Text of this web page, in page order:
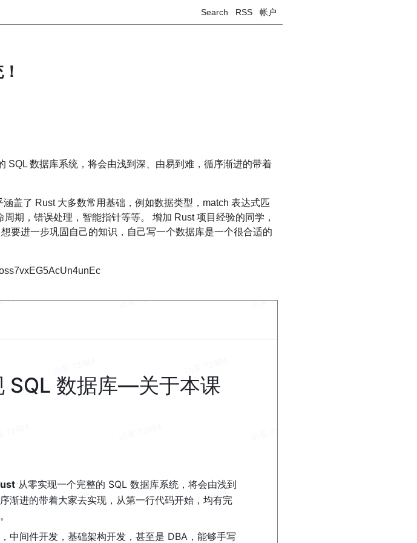
Search RSS 帐户
SQL 数据库系统，将会由浅到深、由易到难，循序渐进的带着
盖了 Rust 大多数常用基础，例如数据类型，match 表达式匹
期，错误处理，智能指针等等。 增加 Rust 项目经验的同学，
要进一步巩固自己的知识，自己写一个数据库是一个很合适的